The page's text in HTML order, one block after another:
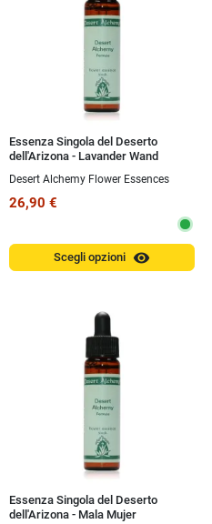
Essenza Singola del Deserto
dell'Arizona - Lavander Wand
dasyphyllus) 10 ml
Desert Alchemy Flower Essences
26,90 €
Scegli opzioni visibility
Essenza Singola del Deserto
dell'Arizona - Mala Mujer